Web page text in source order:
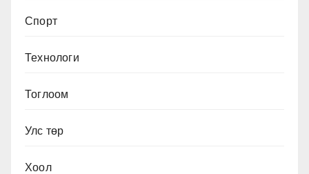
Спорт
Технологи
Тоглоом
Улс төр
Хоол